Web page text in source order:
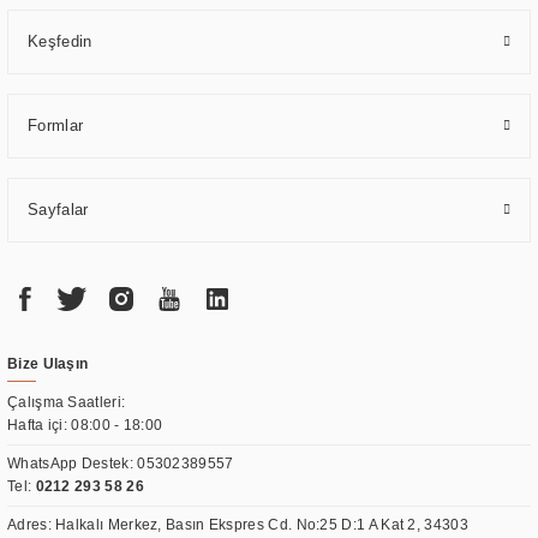
Keşfedin
Formlar
Sayfalar
Bize Ulaşın
Çalışma Saatleri:
Hafta içi: 08:00 - 18:00
WhatsApp Destek:05302389557
Tel: 0212 293 58 26
Adres: Halkalı Merkez, Basın Ekspres Cd. No:25 D:1 A Kat 2, 34303